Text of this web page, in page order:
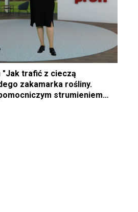
"Jak trafić z cieczą
zakamarka rośliny.
strumieniem